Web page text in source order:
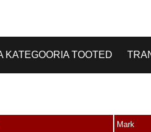
KATEGOORIA TOOTED
Mark